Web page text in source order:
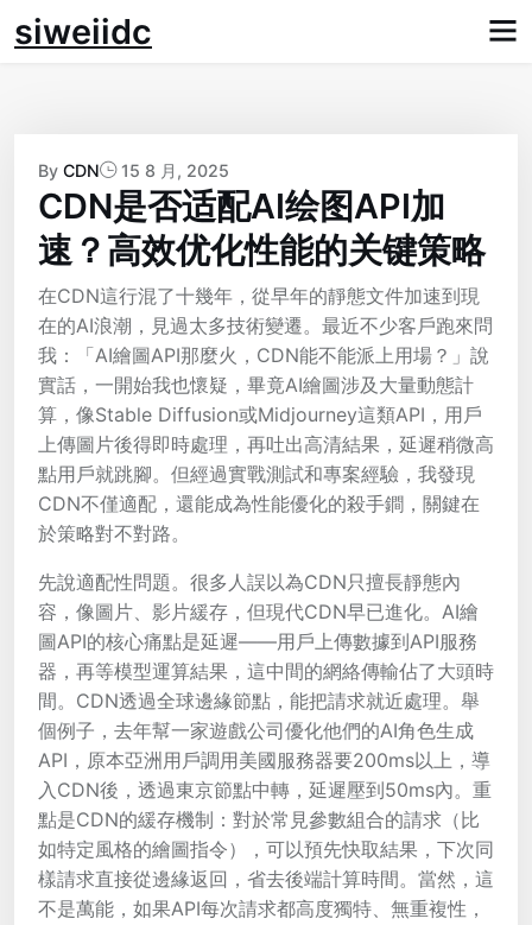
Skip
tosiweiidc
By CDN 15 8 月, 2025
CDN是否适配AI绘图API加
速？高效优化性能的关键策略
在CDN這行混了十幾年，從早年的靜態文件加速到現
在的AI浪潮，見過太多技術變遷。最近不少客戶跑來問
我：「AI繪圖API那麼火，CDN能不能派上用場？」說
實話，一開始我也懷疑，畢竟AI繪圖涉及大量動態計
算，像Stable Diffusion或Midjourney這類API，用戶
上傳圖片後得即時處理，再吐出高清結果，延遲稍微高
點用戶就跳腳。但經過實戰測試和專案經驗，我發現
CDN不僅適配，還能成為性能優化的殺手鐧，關鍵在
於策略對不對路。
先說適配性問題。很多人誤以為CDN只擅長靜態內
容，像圖片、影片緩存，但現代CDN早已進化。AI繪
圖API的核心痛點是延遲——用戶上傳數據到API服務
器，再等模型運算結果，這中間的網絡傳輸佔了大頭時
間。CDN透過全球邊緣節點，能把請求就近處理。舉
個例子，去年幫一家遊戲公司優化他們的AI角色生成
API，原本亞洲用戶調用美國服務器要200ms以上，導
入CDN後，透過東京節點中轉，延遲壓到50ms內。重
點是CDN的緩存機制：對於常見參數組合的請求（比
如特定風格的繪圖指令），可以預先快取結果，下次同
樣請求直接從邊緣返回，省去後端計算時間。當然，這
不是萬能，如果API每次請求都高度獨特、無重複性，